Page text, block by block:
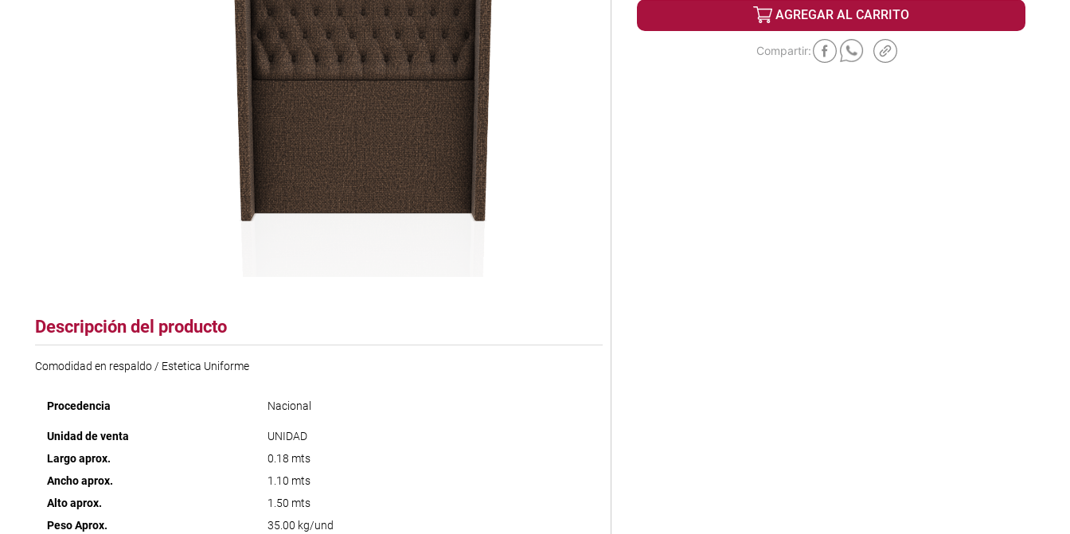
Descripción del producto
Comodidad en respaldo / Estetica Uniforme
Procedencia Nacional
Unidad de venta
UNIDAD
Largo aprox.
0.18 mts
Ancho aprox.
1.10 mts
Alto aprox.
1.50 mts
Peso Aprox.
35.00 kg/und
AGREGAR AL CARRITO
tapete